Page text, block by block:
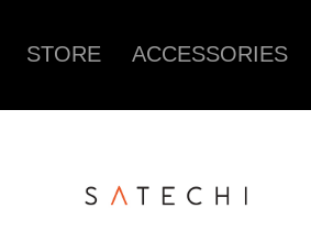
STORE ACCESSORIES